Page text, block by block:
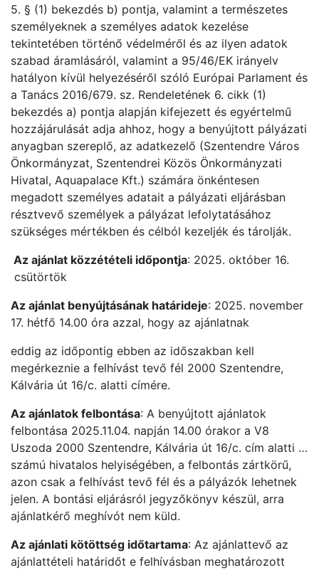
5. § (1) bekezdés b) pontja, valamint a természetes
személyeknek a személyes adatok kezelése
tekintetében történő védelméről és az ilyen adatok
szabad áramlásáról, valamint a 95/46/EK irányelv
hatályon kívül helyezéséről szóló Európai Parlament és
a Tanács 2016/679. sz. Rendeletének 6. cikk (1)
bekezdés a) pontja alapján kifejezett és egyértelmű
hozzájárulását adja ahhoz, hogy a benyújtott pályázati
anyagban szereplő, az adatkezelő (Szentendre Város
Önkormányzat, Szentendrei Közös Önkormányzati
Hivatal, Aquapalace Kft.) számára önkéntesen
megadott személyes adatait a pályázati eljárásban
résztvevő személyek a pályázat lefolytatásához
szükséges mértékben és célból kezeljék és tárolják.
Az ajánlat közzétételi időpontja: 2025. október 16.
csütörtök
Az ajánlat benyújtásának határideje: 2025. november
17. hétfő 14.00 óra azzal, hogy az ajánlatnak
eddig az időpontig ebben az időszakban kell
megérkeznie a felhívást tevő fél 2000 Szentendre,
Kálvária út 16/c. alatti címére.
Az ajánlatok felbontása: A benyújtott ajánlatok
felbontása 2025.11.04. napján 14.00 órakor a V8
Uszoda 2000 Szentendre, Kálvária út 16/c. cím alatti …
számú hivatalos helyiségében, a felbontás zártkörű,
azon csak a felhívást tevő fél és a pályázók lehetnek
jelen. A bontási eljárásról jegyzőkönyv készül, arra
ajánlatkérő meghívót nem küld.
Az ajánlati kötöttség időtartama: Az ajánlattevő az
ajánlattételi határidőt e felhívásban meghatározott